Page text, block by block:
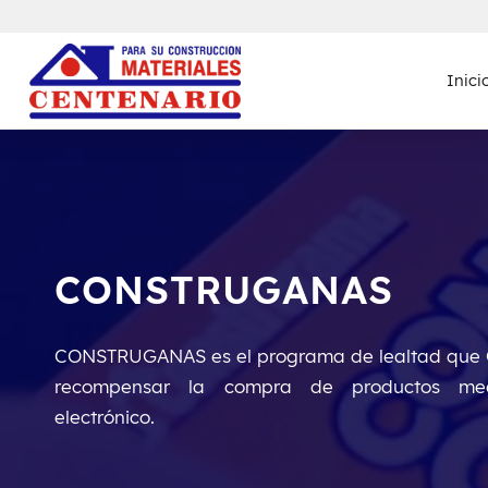
CONSTRUGANAS
CONSTRUGANAS es el programa de lealtad
recompensar la compra de productos
electrónico.